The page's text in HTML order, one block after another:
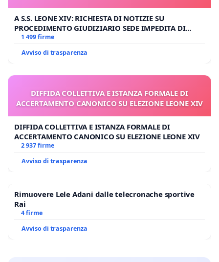
A S.S. LEONE XIV: RICHIESTA DI NOTIZIE SU
PROCEDIMENTO GIUDIZIARIO SEDE IMPEDITA DI
BENEDETTO XVI
1 499 firme
Avviso di trasparenza
DIFFIDA COLLETTIVA E ISTANZA FORMALE DI
ACCERTAMENTO CANONICO SU ELEZIONE LEONE XIV
DIFFIDA COLLETTIVA E ISTANZA FORMALE DI
ACCERTAMENTO CANONICO SU ELEZIONE LEONE XIV
2 937 firme
Avviso di trasparenza
Rimuovere Lele Adani dalle telecronache sportive
Rai
4 firme
Avviso di trasparenza